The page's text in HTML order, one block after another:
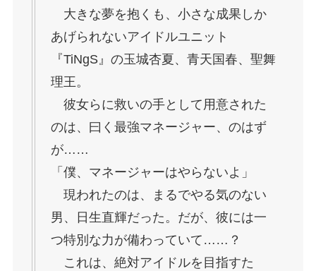
大きな夢を抱くも、小さな成果しか
あげられないアイドルユニット
『TiNgS』の玉城杏夏、青天国春、聖舞
理王。
彼女らに救いの手として用意された
のは、曰く最強マネージャー、のはず
が……
「僕、マネージャーはやらないよ」
現われたのは、まるでやる気のない
男、日生直輝だった。だが、彼には一
つ特別な力が備わっていて……？
これは、絶対アイドルを目指すた